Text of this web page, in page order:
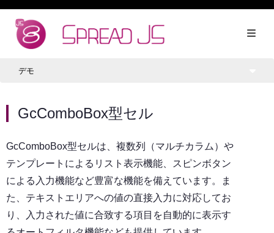
デモ
GcComboBox型セル
GcComboBox型セルは、複数列（マルチカラム）や
テンプレートによるリスト表示機能、スピンボタン
による入力機能など豊富な機能を備えています。ま
た、テキストエリアへの値の直接入力に対応してお
り、入力された値に合致する項目を自動的に表示す